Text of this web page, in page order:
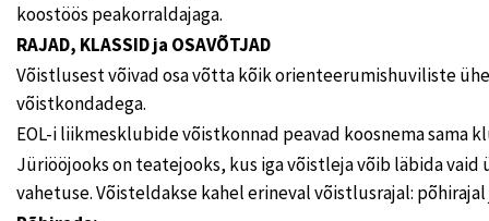
koostöös peakorraldajaga.
RAJAD, KLASSID ja OSAVÕTJAD
Võistlusest võivad osa võtta kõik orienteerumishuviliste
võistkondadega.
EOL-i liikmesklubide võistkonnad peavad koosnema sama
Jüriööjooks on teatejooks, kus iga võistleja võib läbida vaid
vahetuse. Võisteldakse kahel erineval võistlusrajal: